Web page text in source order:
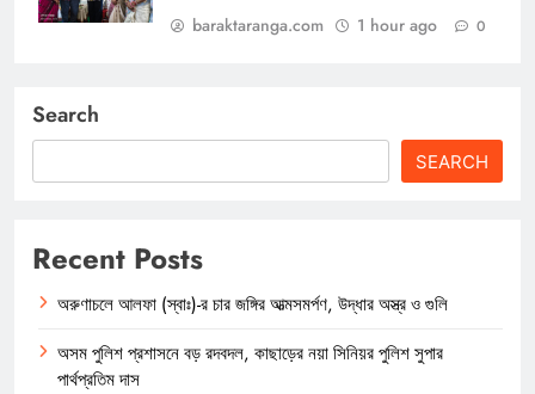
baraktaranga.com 1 hour ago 0
Search
SEARCH
Recent Posts
অরুণাচলে আলফা (স্বাঃ)-র চার জঙ্গির আত্মসমর্পণ, উদ্ধার অস্ত্র ও গুলি
অসম পুলিশ প্রশাসনে বড় রদবদল, কাছাড়ের নয়া সিনিয়র পুলিশ সুপার
পার্থপ্রতিম দাস